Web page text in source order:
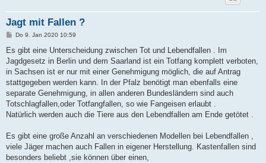
Jagt mit Fallen ?
B
i
r
a
Do 9. Jan 2020 10:59
Es gibt eine Unterscheidung zwischen Tot und Lebendfallen . Im
Jagdgesetz in Berlin und dem Saarland ist ein Totfang komplett verboten,
in Sachsen ist er nur mit einer Genehmigung möglich, die auf Antrag
stattgegeben werden kann. In der Pfalz benötigt man ebenfalls eine
separate Genehmigung, in allen anderen Bundesländern sind auch
Totschlagfallen,oder Totfangfallen, so wie Fangeisen erlaubt .
Natürlich werden auch die Tiere aus den Lebendfallen am Ende getötet .
Es gibt eine große Anzahl an verschiedenen Modellen bei Lebendfallen ,
viele Jäger machen auch Fallen in eigener Herstellung. Kastenfallen sind
besonders beliebt ,sie können über einen,